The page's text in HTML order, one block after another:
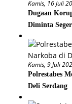
Kamis, 16 Juli
Dugaan
Diminta
Kamis, 9 Juli
Polrestabes
Deli Serdang